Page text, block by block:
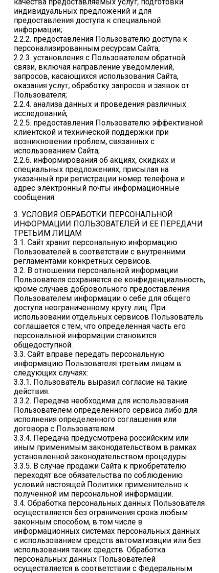
индивидуальных предложений и для
предоставления доступа к специальной
информации;
2.2.2. предоставления Пользователю доступа к
персонализированным ресурсам Сайта;
2.2.3. установления с Пользователем обратной
связи, включая направление уведомлений,
запросов, касающихся использования Сайта,
оказания услуг, обработку запросов и заявок от
Пользователя;
2.2.4. анализа данных и проведения различных
исследований;
2.2.5. предоставления Пользователю эффективной
клиентской и технической поддержки при
возникновении проблем, связанных с
использованием Сайта;
2.2.6. информирования об акциях, скидках и
специальных предложениях, присылая на
указанный при регистрации номер телефона и
адрес электронный почты информационные
сообщения.
3. УСЛОВИЯ ОБРАБОТКИ ПЕРСОНАЛЬНОЙ
ИНФОРМАЦИИ ПОЛЬЗОВАТЕЛЕЙ И ЕЕ ПЕРЕДАЧИ
ТРЕТЬИМ ЛИЦАМ
3.1. Сайт хранит персональную информацию
Пользователей в соответствии с внутренними
регламентами конкретных сервисов.
3.2. В отношении персональной информации
Пользователя сохраняется ее конфиденциальность,
кроме случаев добровольного предоставления
Пользователем информации о себе для общего
доступа неограниченному кругу лиц. При
использовании отдельных сервисов Пользователь
соглашается с тем, что определенная часть его
персональной информации становится
общедоступной.
3.3. Сайт вправе передать персональную
информацию Пользователя третьим лицам в
следующих случаях:
3.3.1. Пользователь выразил согласие на такие
действия.
3.3.2. Передача необходима для использования
Пользователем определенного сервиса либо для
исполнения определенного соглашения или
договора с Пользователем.
3.3.4. Передача предусмотрена российским или
иным применимым законодательством в рамках
установленной законодательством процедуры.
3.3.5. В случае продажи Сайта к приобретателю
переходят все обязательства по соблюдению
условий настоящей Политики применительно к
полученной им персональной информации.
3.4. Обработка персональных данных Пользователя
осуществляется без ограничения срока любым
законным способом, в том числе в
информационных системах персональных данных
с использованием средств автоматизации или без
использования таких средств. Обработка
персональных данных Пользователей
осуществляется в соответствии с Федеральным